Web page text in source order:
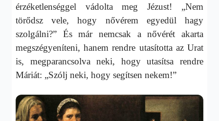
érzéketlenséggel vádolta meg Jézust! „Nem
törődsz vele, hogy nővérem egyedül hagy
szolgálni?” És már nemcsak a nővérét akarta
megszégyeníteni, hanem rendre utasította az Urat
is, megparancsolva neki, hogy utasítsa rendre
Máriát: „Szólj neki, hogy segítsen nekem!”